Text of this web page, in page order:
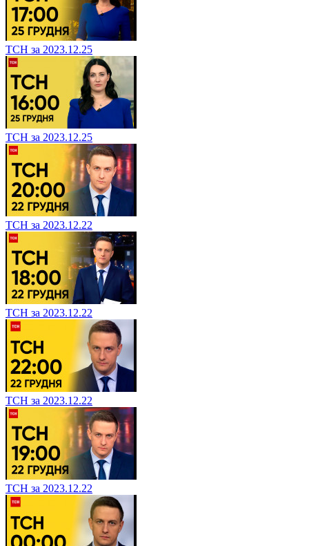
ТСН за 2023.12.25
ТСН за 2023.12.25
ТСН за 2023.12.22
ТСН за 2023.12.22
ТСН за 2023.12.22
ТСН за 2023.12.22